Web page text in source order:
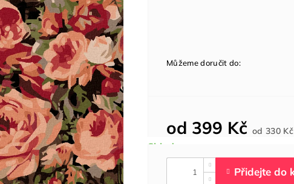
od 399 Kč od330 Kč
Můžeme doručit do: